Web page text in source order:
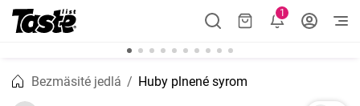
1
Bezmäsité jedlá Huby plnené syrom